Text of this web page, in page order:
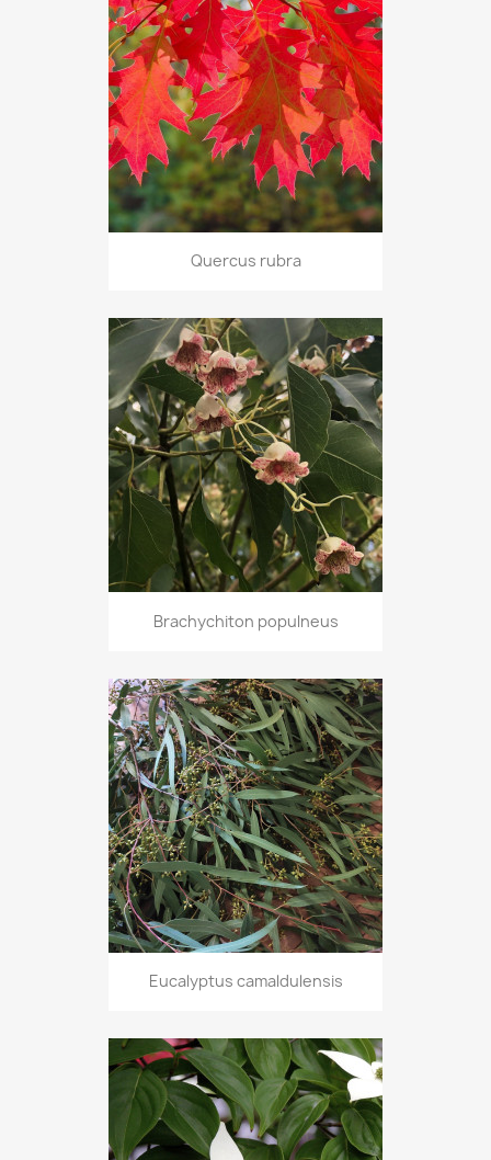
Quercus rubra
Brachychiton populneus
Eucalyptus camaldulensis